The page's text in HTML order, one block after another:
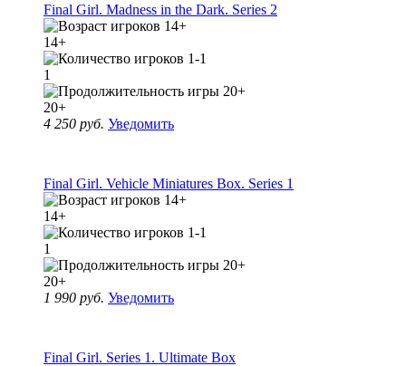
Final Girl. Madness in the Dark. Series 2
14+
1
20+
4 250 руб. Уведомить
Final Girl. Vehicle Miniatures Box. Series 1
14+
1
20+
1 990 руб. Уведомить
Final Girl. Series 1. Ultimate Box